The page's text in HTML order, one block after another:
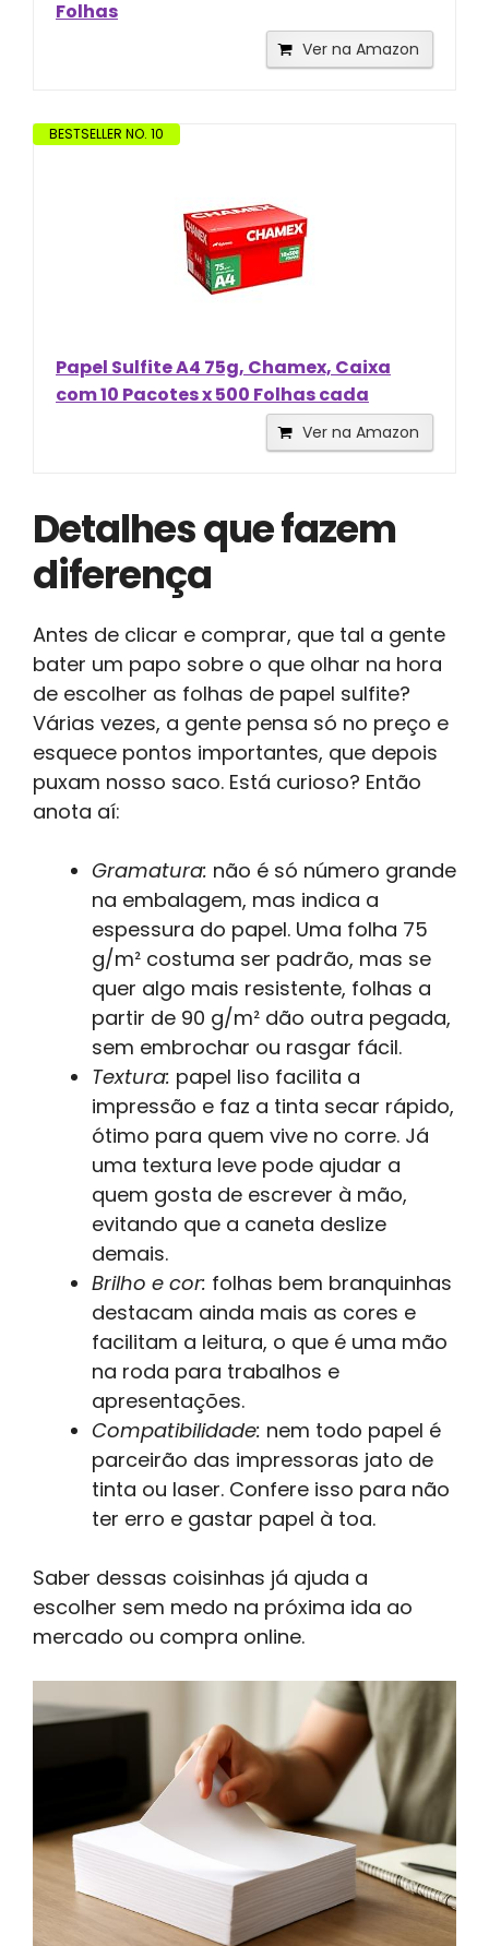
Folhas
Ver na Amazon
BESTSELLER NO. 10
Papel Sulfite A4 75g, Chamex, Caixa
com 10 Pacotes x 500 Folhas cada
Ver na Amazon
Detalhes que fazem
diferença
Antes de clicar e comprar, que tal a gente
bater um papo sobre o que olhar na hora
de escolher as folhas de papel sulfite?
Várias vezes, a gente pensa só no preço e
esquece pontos importantes, que depois
puxam nosso saco. Está curioso? Então
anota aí:
Gramatura: não é só número grande
na embalagem, mas indica a
espessura do papel. Uma folha 75
g/m² costuma ser padrão, mas se
quer algo mais resistente, folhas a
partir de 90 g/m² dão outra pegada,
sem embrochar ou rasgar fácil.
Textura: papel liso facilita a
impressão e faz a tinta secar rápido,
ótimo para quem vive no corre. Já
uma textura leve pode ajudar a
quem gosta de escrever à mão,
evitando que a caneta deslize
demais.
Brilho e cor: folhas bem branquinhas
destacam ainda mais as cores e
facilitam a leitura, o que é uma mão
na roda para trabalhos e
apresentações.
Compatibilidade: nem todo papel é
parceirão das impressoras jato de
tinta ou laser. Confere isso para não
ter erro e gastar papel à toa.
Saber dessas coisinhas já ajuda a
escolher sem medo na próxima ida ao
mercado ou compra online.